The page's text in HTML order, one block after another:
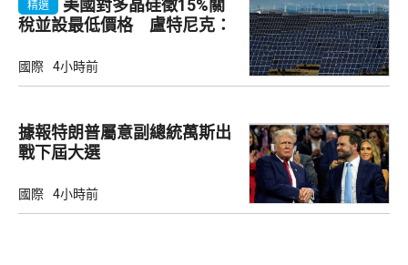
精選
美國對多晶硅徵15%關
稅並設最低價格 盧特尼克：
國際 4小時前
據報特朗普屬意副總統萬斯出
戰下屆大選
國際 4小時前